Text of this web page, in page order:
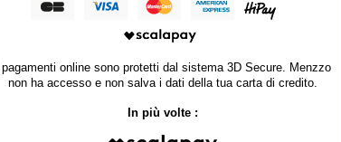
I pagamenti online sono protetti dal sistema 3D Secure. Menzzo
non ha accesso e non salva i dati della tua carta di credito.
In più volte :